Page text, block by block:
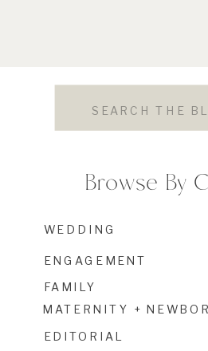
Browse By
WEDDING
ENGAGEMENT
FAMILY
MATERNITY +
EDITORIAL
Search